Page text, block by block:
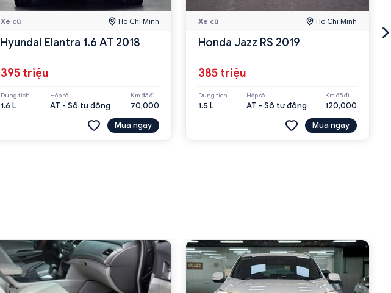
Xe cũ Hồ Chí Minh
Hyundai Elantra 1.6 AT 2018
395 triệu
Dung tích
1.6 L
Hộp số
AT - Số tự động
Km đã đi
70,000
Mua ngay
Xe cũ Hồ Chí Minh
Honda Jazz RS 2019
385 triệu
Dung tích
1.5 L
Hộp số
AT - Số tự động
Km đã đi
120,000
Mua ngay